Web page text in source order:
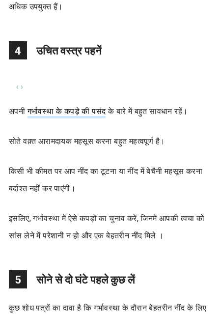
अधिक उपयुक्त हैं।
4 उचित वस्त्र पहनें
‹ ›
अपनीगर्भावस्था के कपड़े की पसंदके बारे में बहुत सावधान रहें।
सोते वक़्त आरामदायक महसूस करना बहुत महत्वपूर्ण है।
किसी भी कीमत पर आप नींद का टूटना या नींद में बेचैनी महसूस करना
बर्दाश्त नहीं कर पाएंगी।
इसलिए, गर्भावस्था में ऐसे कपड़ों का चुनाव करें, जिनमें आपकी त्वचा को
सांस लेने में परेशानी न हो और एक बेहतरीन नींद मिले ।
5 सोने से दो घंटे पहले कुछ लें
कुछ शोध पत्रों का दावा है कि गर्भावस्था के दौरान बेहतरीन नींद के लिए